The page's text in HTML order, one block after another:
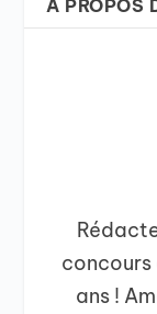
A PROPOS
concours
ans !